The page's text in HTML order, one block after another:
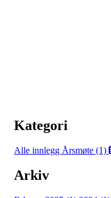
Kategori
Alle innlegg Årsmøte (1)
Arkiv